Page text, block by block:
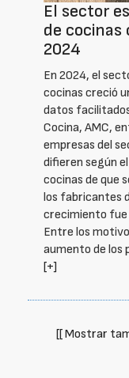
El sector
de cocinas
2024
En 2024, el
cocinas creció
datos
Cocina, AMC,
empresas del
difieren según
cocinas de que
los fabricantes
crecimiento fue
Entre los
aumento de los
[+]
[[ Mostrar